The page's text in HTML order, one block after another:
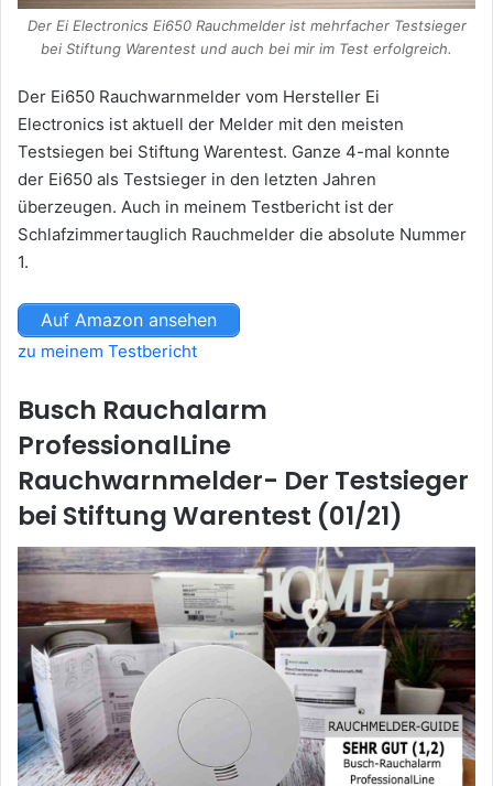
Der Ei Electronics Ei650 Rauchmelder ist mehrfacher Testsieger
bei Stiftung Warentest und auch bei mir im Test erfolgreich.
Der Ei650 Rauchwarnmelder vom Hersteller Ei
Electronics ist aktuell der Melder mit den meisten
Testsiegen bei Stiftung Warentest. Ganze 4-mal konnte
der Ei650 als Testsieger in den letzten Jahren
überzeugen. Auch in meinem Testbericht ist der
Schlafzimmertauglich Rauchmelder die absolute Nummer
1.
Auf Amazon ansehen
zu meinem Testbericht
Busch Rauchalarm
ProfessionalLine
Rauchwarnmelder- Der Testsieger
bei Stiftung Warentest (01/21)